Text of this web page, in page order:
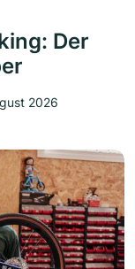
Der
2026